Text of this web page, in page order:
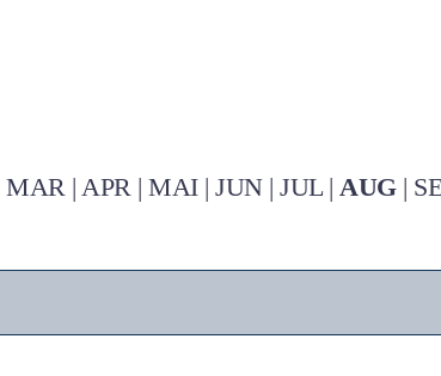
MAR| APR| MAI| JUN| JUL| AUG|